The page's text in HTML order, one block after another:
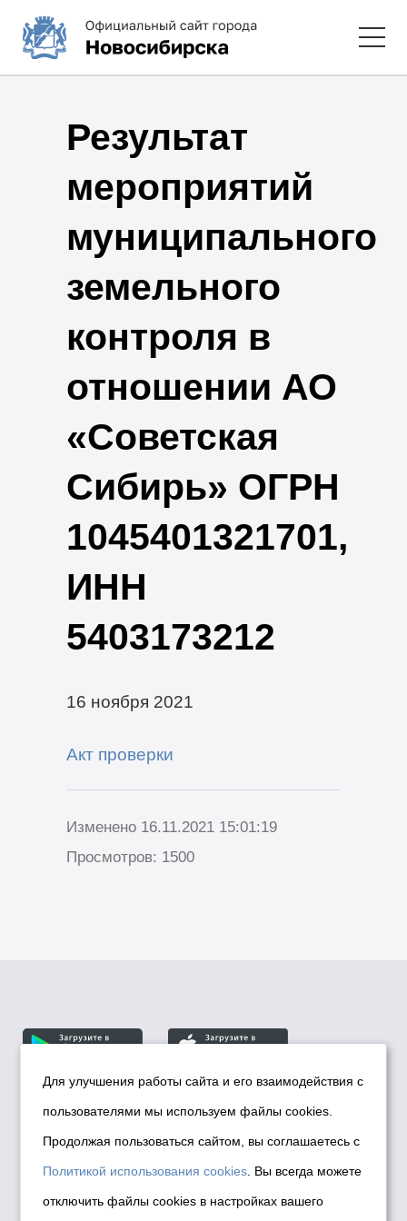
Результат
мероприятий
муниципального
земельного
контроля в
отношении АО
«Советская
Сибирь» ОГРН
1045401321701,
ИНН
5403173212
16 ноября 2021
Акт проверки
Изменено 16.11.2021 15:01:19
Просмотров: 1500
© Департамент информационной политики мэрии
города Новосибирска, 2026
Политика использования Cookies
Политика по обработке персональных
данных в информационных системах
Для улучшения работы сайта и его взаимодействия с
пользователями мы используем файлы cookies.
Продолжая пользоваться сайтом, вы соглашаетесь с
Политикой использования cookies . Вы всегда можете
отключить файлы cookies в настройках вашего